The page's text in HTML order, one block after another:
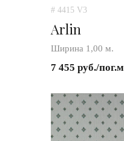
# 4415 V3
Arlin
Ширина 1,00 м.
7 455 руб./пог.м